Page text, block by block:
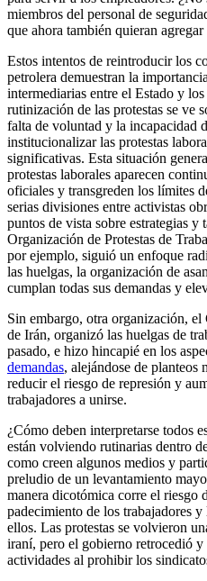
miembros del personal de
que ahora también quieran
Estos intentos de reintroducir los
petrolera demuestran la
intermediarias entre el Estado y
rutinización de las protestas se ve
falta de voluntad y la incapacidad
institucionalizar las protestas
significativas. Esta situación
protestas laborales aparecen
oficiales y transgreden los límites
serias divisiones entre activistas
puntos de vista sobre estrategias y
Organización de Protestas de
por ejemplo, siguió un enfoque
las huelgas, la organización de
cumplan todas sus demandas y
Sin embargo, otra organización,
de Irán, organizó las huelgas de
pasado, e hizo hincapié en los
demandas, alejándose de planteos
reducir el riesgo de represión y
trabajadores a unirse.
¿Cómo deben interpretarse todos
están volviendo rutinarias dentro
como creen algunos medios y
preludio de un levantamiento
manera dicotómica corre el riesgo
padecimiento de los trabajadores y
ellos. Las protestas se volvieron
iraní, pero el gobierno retrocedió y
actividades al prohibir los